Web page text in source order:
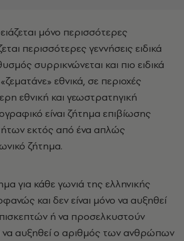
μόνο περισσότερες
περισσότερες γεννήσεις ειδικά
συρρικνώνεται και πιο ειδικά
εθνικά, σε περιοχές
εθνική και γεωστρατηγική
είναι ζήτημα επιβίωσης
εκτός από ένα απλώς
ζήτημα.
για κάθε γωνιά της ελληνικής
και δεν είναι μόνο να αυξηθεί
ή να προσελκυστούν
να αυξηθεί ο αριθμός των ανθρώπων